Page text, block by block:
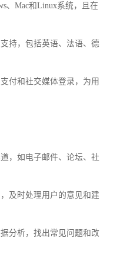
、Mac和Linux系统，且在
持，包括英语、法语、德
付和社交媒体登录，为用
，如电子邮件、论坛、社
及时处理用户的意见和建
分析，找出常见问题和改